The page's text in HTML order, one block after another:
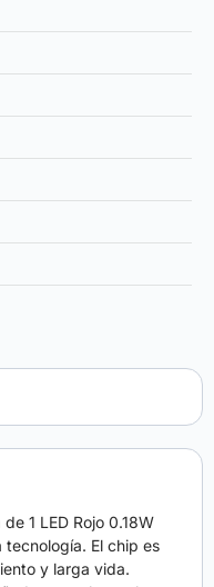
1 LED Rojo 0.18W
tecnología. El chip es
y larga vida.